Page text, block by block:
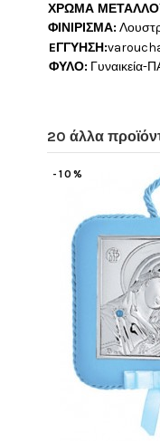
ΧΡΩΜΑ
ΦΙΝΙΡΙΣΜΑ:
EΓΓΥΗΣΗ:
ΦΥΛΟ: Γυναικεία-
20 άλλα
-10%